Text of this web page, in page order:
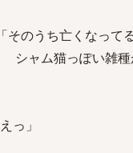
そのうち亡くなって
猫っぽい雑種がオ
っ」